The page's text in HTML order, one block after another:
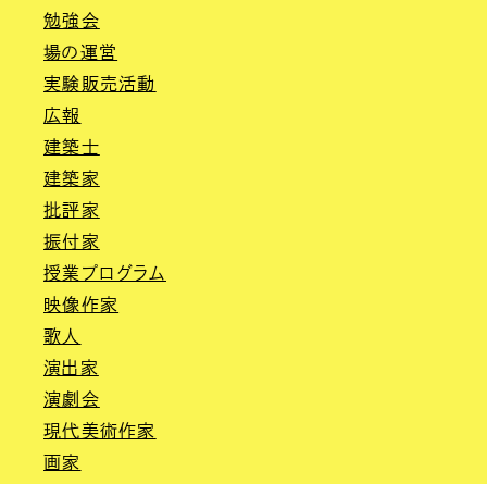
勉強会
場の運営
実験販売活動
広報
建築士
建築家
批評家
振付家
授業プログラム
映像作家
歌人
演出家
演劇会
現代美術作家
画家